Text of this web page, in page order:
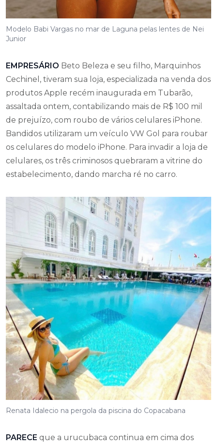
Modelo Babi Vargas no mar de Laguna pelas lentes de Nei
Junior
EMPRESÁRIO Beto Beleza e seu filho, Marquinhos
Cechinel, tiveram sua loja, especializada na venda dos
produtos Apple recém inaugurada em Tubarão,
assaltada ontem, contabilizando mais de R$ 100 mil
de prejuízo, com roubo de vários celulares iPhone.
Bandidos utilizaram um veículo VW Gol para roubar
os celulares do modelo iPhone. Para invadir a loja de
celulares, os três criminosos quebraram a vitrine do
estabelecimento, dando marcha ré no carro.
Renata Idalecio na pergola da piscina do Copacabana
PARECE que a urucubaca continua em cima dos